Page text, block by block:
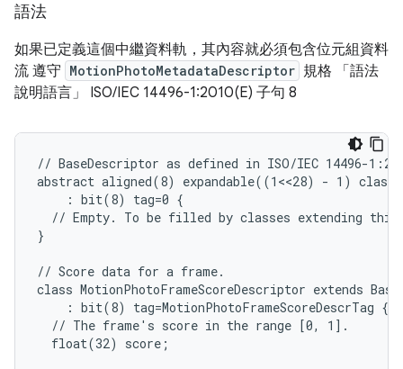
語法
如果已定義這個中繼資料軌，其內容就必須包含位元組資料
流 遵守 MotionPhotoMetadataDescriptor 規格 「語法
說明語言」 ISO/IEC 14496-1:2010(E) 子句 8
// BaseDescriptor as defined in ISO/IEC 14496-
abstract aligned(8) expandable((1<<28) - 1) class
    : bit(8) tag=0 {
// Empty. To be filled by classes extending this
}
// Score data for a frame.
class MotionPhotoFrameScoreDescriptor extends
    : bit(8) tag=MotionPhotoFrameScoreDescrTag {
  // The frame's score in the range [0, 1].
  float(32) score;